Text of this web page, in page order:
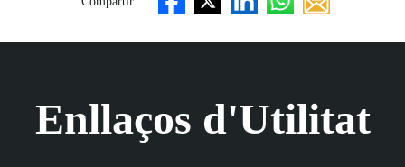
Enllaços d'Utilitat